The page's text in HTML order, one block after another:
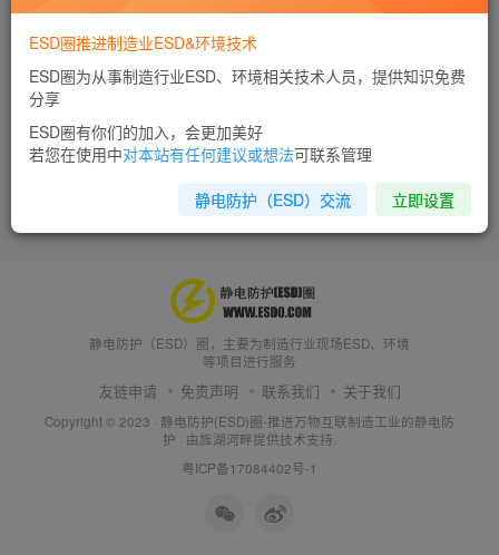
9年前 5495
静电防护（ESD）圈，主要为制造行业现场ESD、环境
等项目进行服务
友链申请 免责声明 联系我们 关于我们
Copyright © 2023 · 静电防护(ESD)圈-推进万物互联制造工业的静电防
护 · 由旌湖河畔提供技术支持.
粤ICP备17084402号-1
ESD圈推进制造业ESD&环境技术
ESD圈为从事制造行业ESD、环境相关技术人员，提供知识免费
分享
ESD圈有你们的加入，会更加美好
若您在使用中对本站有任何建议或想法可联系管理
静电防护（ESD）交流 立即设置